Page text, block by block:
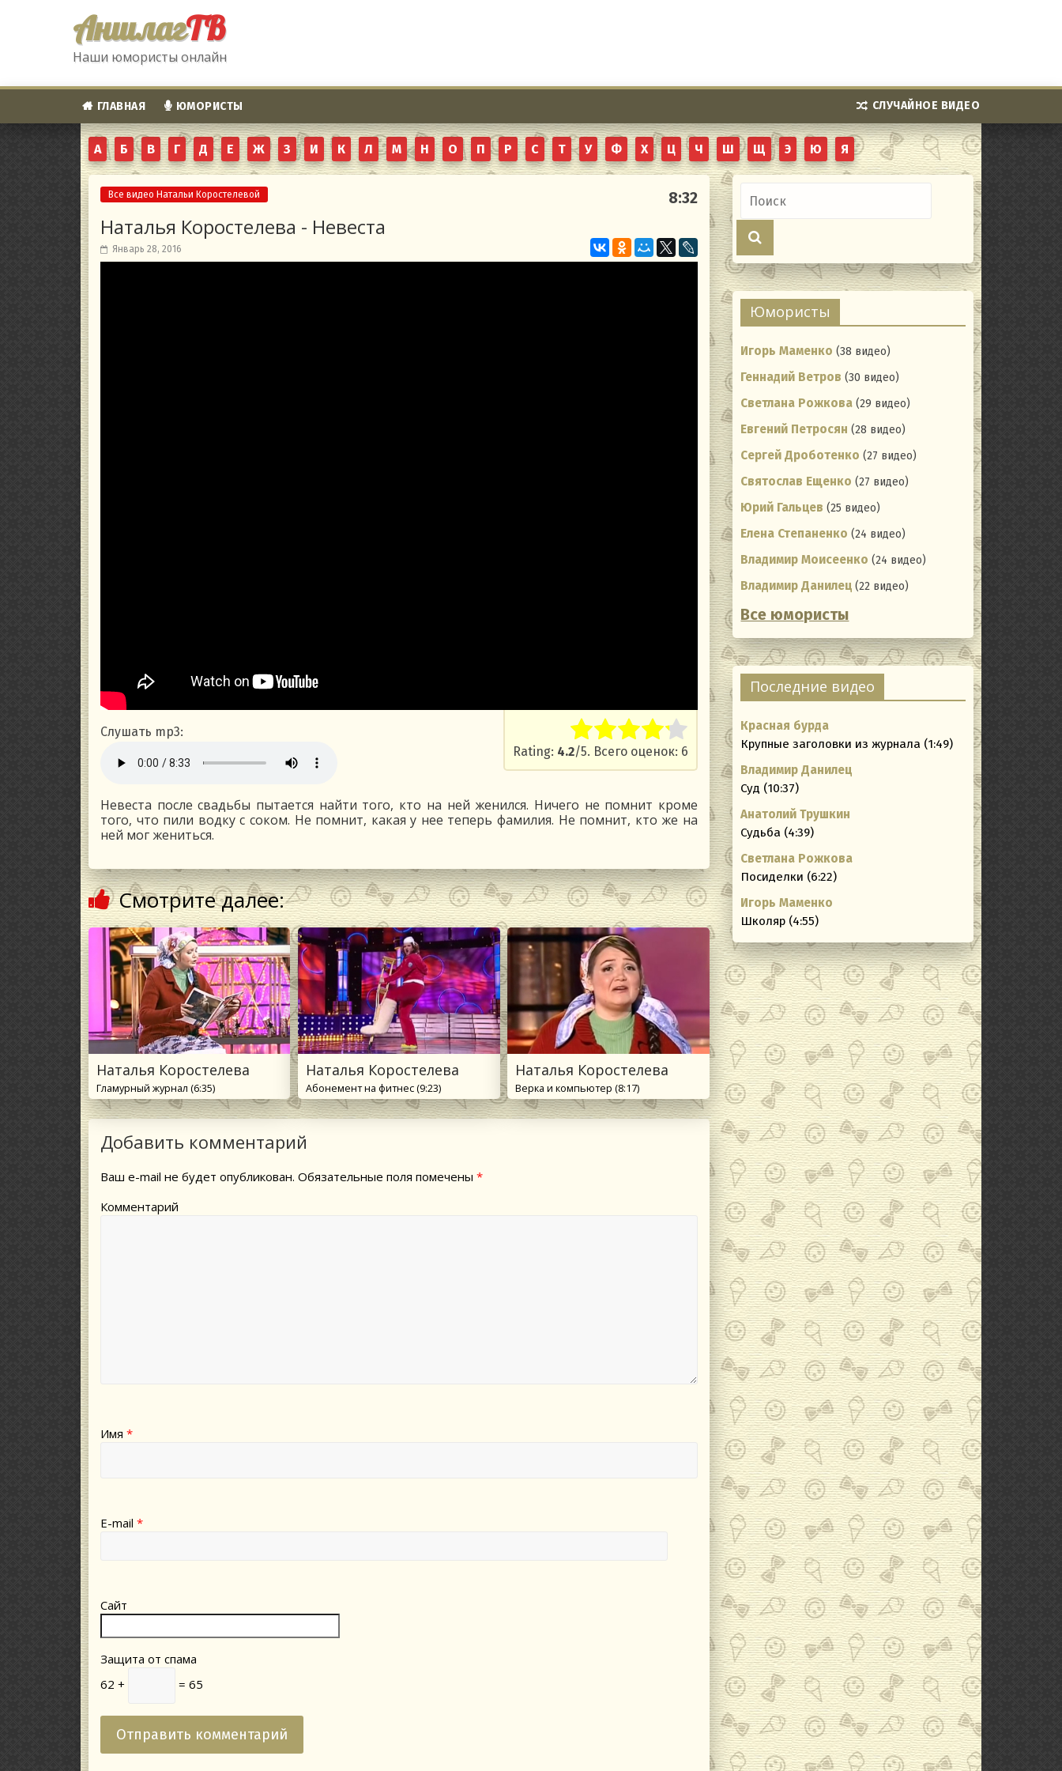
АншлагТВ
Наши юмористы онлайн
ГЛАВНАЯ ЮМОРИСТЫ СЛУЧАЙНОЕ ВИДЕО
А Б В Г Д Е Ж З И К Л М Н О П Р С Т У Ф Х Ц Ч Ш Щ Э Ю Я
Все видео Натальи Коростелевой 8:32
Наталья Коростелева - Невеста
Январь 28, 2016
Rate this item:
Submit Rating
Rating: 4.2/5. Всего оценок: 6
Слушать mp3:
Невеста после свадьбы пытается найти того, кто на ней женился. Ничего не помнит кроме
того, что пили водку с соком. Не помнит, какая у нее теперь фамилия. Не помнит, кто же на
ней мог жениться.
Смотрите далее:
Наталья Коростелева
Гламурный журнал (6:35)
Наталья Коростелева
Абонемент на фитнес (9:23)
Наталья Коростелева
Верка и компьютер (8:17)
Добавить комментарий
Ваш e-mail не будет опубликован. Обязательные поля помечены *
Комментарий
Имя *
E-mail *
Сайт
Защита от спама
62 +
= 65
Юмористы
Игорь Маменко (38 видео)
Геннадий Ветров (30 видео)
Светлана Рожкова (29 видео)
Евгений Петросян (28 видео)
Сергей Дроботенко (27 видео)
Святослав Ещенко (27 видео)
Юрий Гальцев (25 видео)
Елена Степаненко (24 видео)
Владимир Моисеенко (24 видео)
Владимир Данилец (22 видео)
Все юмористы
Последние видео
Красная бурда
Крупные заголовки из журнала (1:49)
Владимир Данилец
Суд (10:37)
Анатолий Трушкин
Судьба (4:39)
Светлана Рожкова
Посиделки (6:22)
Игорь Маменко
Школяр (4:55)